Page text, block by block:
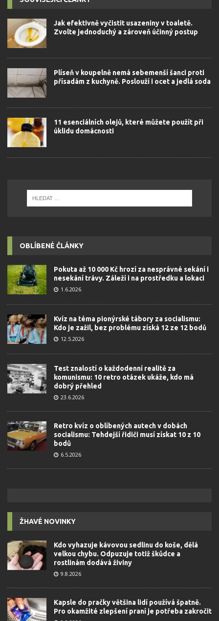
Jak efektivně vyčistit usazeniny v toaletě.
Zvolte jednoduchý a zároveň účinný postup
Plíseň v koupelně nemá sebemenší šanci proti
přísadám z kuchyně. Poslouží i ocet a jedlá soda
11 esenciálních olejů, které můžete použít při
úklidu domácnosti
OBLÍBENÉ ČLÁNKY
Pokuta až 10 000 Kč hrozí za nesprávné sekání i
nesekání trávy. Záleží i na prostředku a lokaci
1.6.2026
Kvíz na téma pionýrské tábory za socialismu:
Kdo je zažil, bez problému získá 12 ze 12 bodů
12.5.2026
Test znalostí o každodenní realitě za
komunismu: 10 retro otázek ukáže, kdo má
dobrý přehled
23.6.2026
Retro kvíz o oblíbených autech v dobách
socialismu: Tehdejší řidiči musí získat 10 z 10
bodů
6.5.2026
ŽHAVÉ NOVINKY
Kdo vyhazuje kávovou sedlinu do koše, dělá
velkou chybu. Odpuzuje totiž škůdce a
rostlinám dodává živiny
9.8.2026
Kapsle do pračky většina lidí používá špatně.
Pro okamžité zlepšení praní je potřeba zakročit